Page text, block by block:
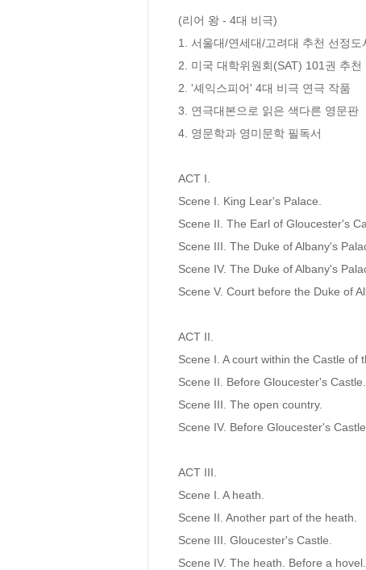
(리어 왕 - 4대 비극)
1. 서울대/연세대/고려대 추천 선정도
2. 미국 대학위원회(SAT) 101권 추천
2. '셰익스피어' 4대 비극 연극 작품
3. 연극대본으로 읽은 색다른 영문판
4. 영문학과 영미문학 필독서
ACT I.
Scene I. King Lear's Palace.
Scene II. The Earl of Gloucester's
Scene III. The Duke of Albany's
Scene IV. The Duke of Albany's
Scene V. Court before the Duke of
ACT II.
Scene I. A court within the Castle of
Scene II. Before Gloucester's Castle.
Scene III. The open country.
Scene IV. Before Gloucester's
ACT III.
Scene I. A heath.
Scene II. Another part of the heath.
Scene III. Gloucester's Castle.
Scene IV. The heath. Before a hovel.